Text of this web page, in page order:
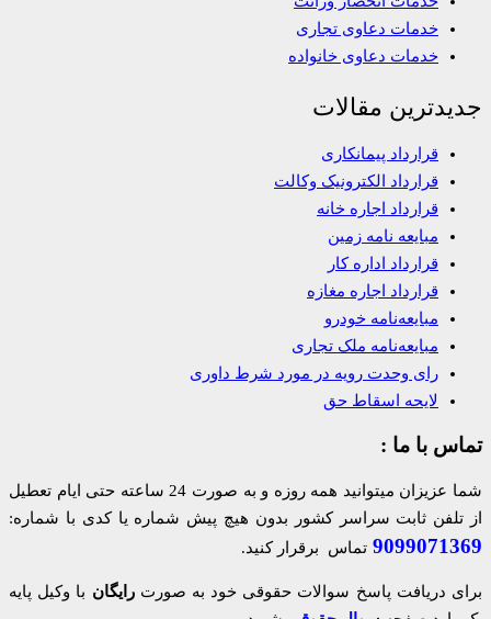
خدمات دعاوی تجاری
خدمات دعاوی خانواده
جدیدترین مقالات
قرارداد پیمانکاری
قرارداد الکترونیک وکالت
قرارداد اجاره خانه
مبایعه نامه زمین
قرارداد اداره کار
قرارداد اجاره مغازه
مبایعه‌نامه خودرو
مبایعه‌نامه ملک تجاری
رای وحدت رویه در مورد شرط داوری
لایحه اسقاط حق
تماس با ما :
شما عزیزان میتوانید همه روزه و به صورت 24 ساعته حتی ایام تعطیل
از تلفن ثابت سراسر کشور بدون هیچ پیش شماره یا کدی با شماره:
9099071369 تماس برقرار کنید.
برای دریافت پاسخ سوالات حقوقی خود به صورت رایگان با وکیل پایه